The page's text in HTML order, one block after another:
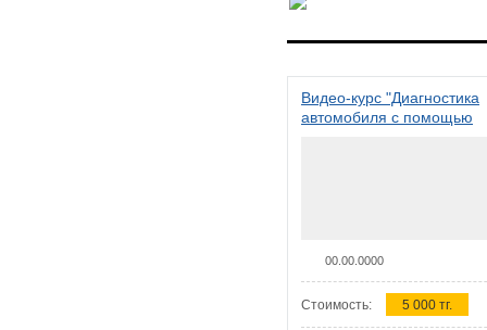
Видео-курс "Диагностика
автомобиля с помощью
00.00.0000
Стоимость: 5 000 тг.